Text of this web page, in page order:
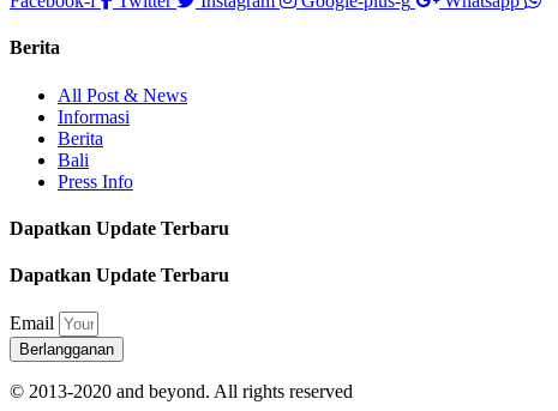
Berita
All Post & News
Informasi
Berita
Bali
Press Info
Dapatkan Update Terbaru
Dapatkan Update Terbaru
Email
Berlangganan
© 2013-2020 and beyond. All rights reserved​